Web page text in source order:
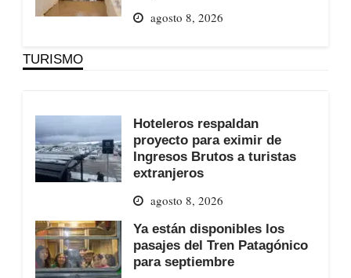
agosto 8, 2026
TURISMO
Hoteleros respaldan
proyecto para eximir de
Ingresos Brutos a turistas
extranjeros
agosto 8, 2026
Ya están disponibles los
pasajes del Tren Patagónico
para septiembre